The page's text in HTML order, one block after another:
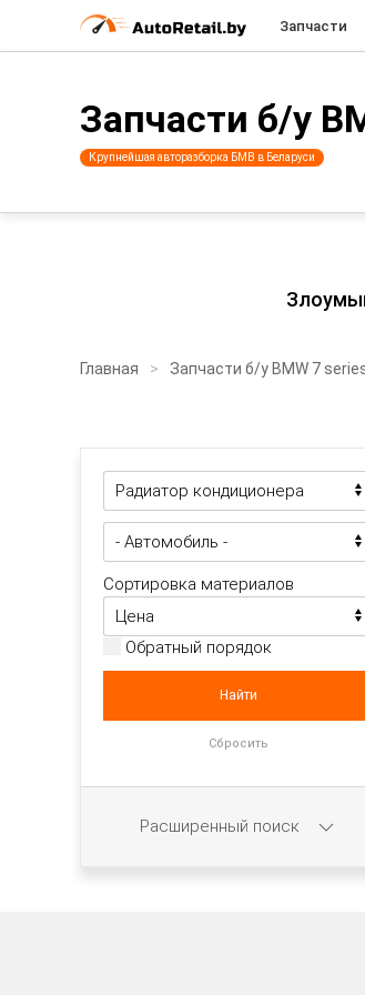
Запчасти
Запчасти б/у
Крупнейшая авторазборка БМВ в Беларуси
Главная Запчасти б/у BMW 7
Сортировка материалов
Обратный порядок
Расширенный поиск